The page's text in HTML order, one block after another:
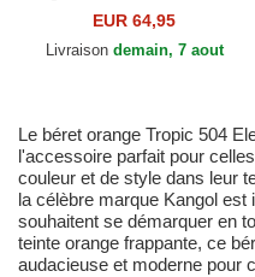
EUR 64,95
Livraison demain, 7 aout
Le béret orange Tropic 504
l'accessoire parfait pour
couleur et de style dans leur
la célèbre marque Kangol est
souhaitent se démarquer en
teinte orange frappante, ce
audacieuse et moderne pour